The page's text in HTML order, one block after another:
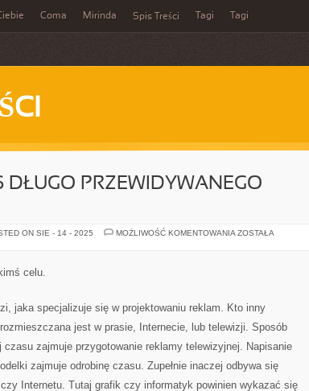
Coma Mirinda Spis Treści Tagi Tagi
DŁUGO PRZEWIDYWANEGO
ON SIE - 14 - 2025 MOŻLIWOŚĆ KOMENTOWANIA FERIE
ZOSTAŁA
celu.
jaka specjalizuje się w projektowaniu reklam. Kto inny
jest w prasie, Internecie, lub telewizji. Sposób
zajmuje przygotowanie reklamy telewizyjnej. Napisanie
zajmuje odrobinę czasu. Zupełnie inaczej odbywa się
Internetu. Tutaj grafik czy informatyk powinien wykazać się